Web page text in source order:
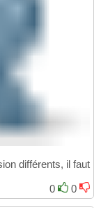
différents, il faut
0
0